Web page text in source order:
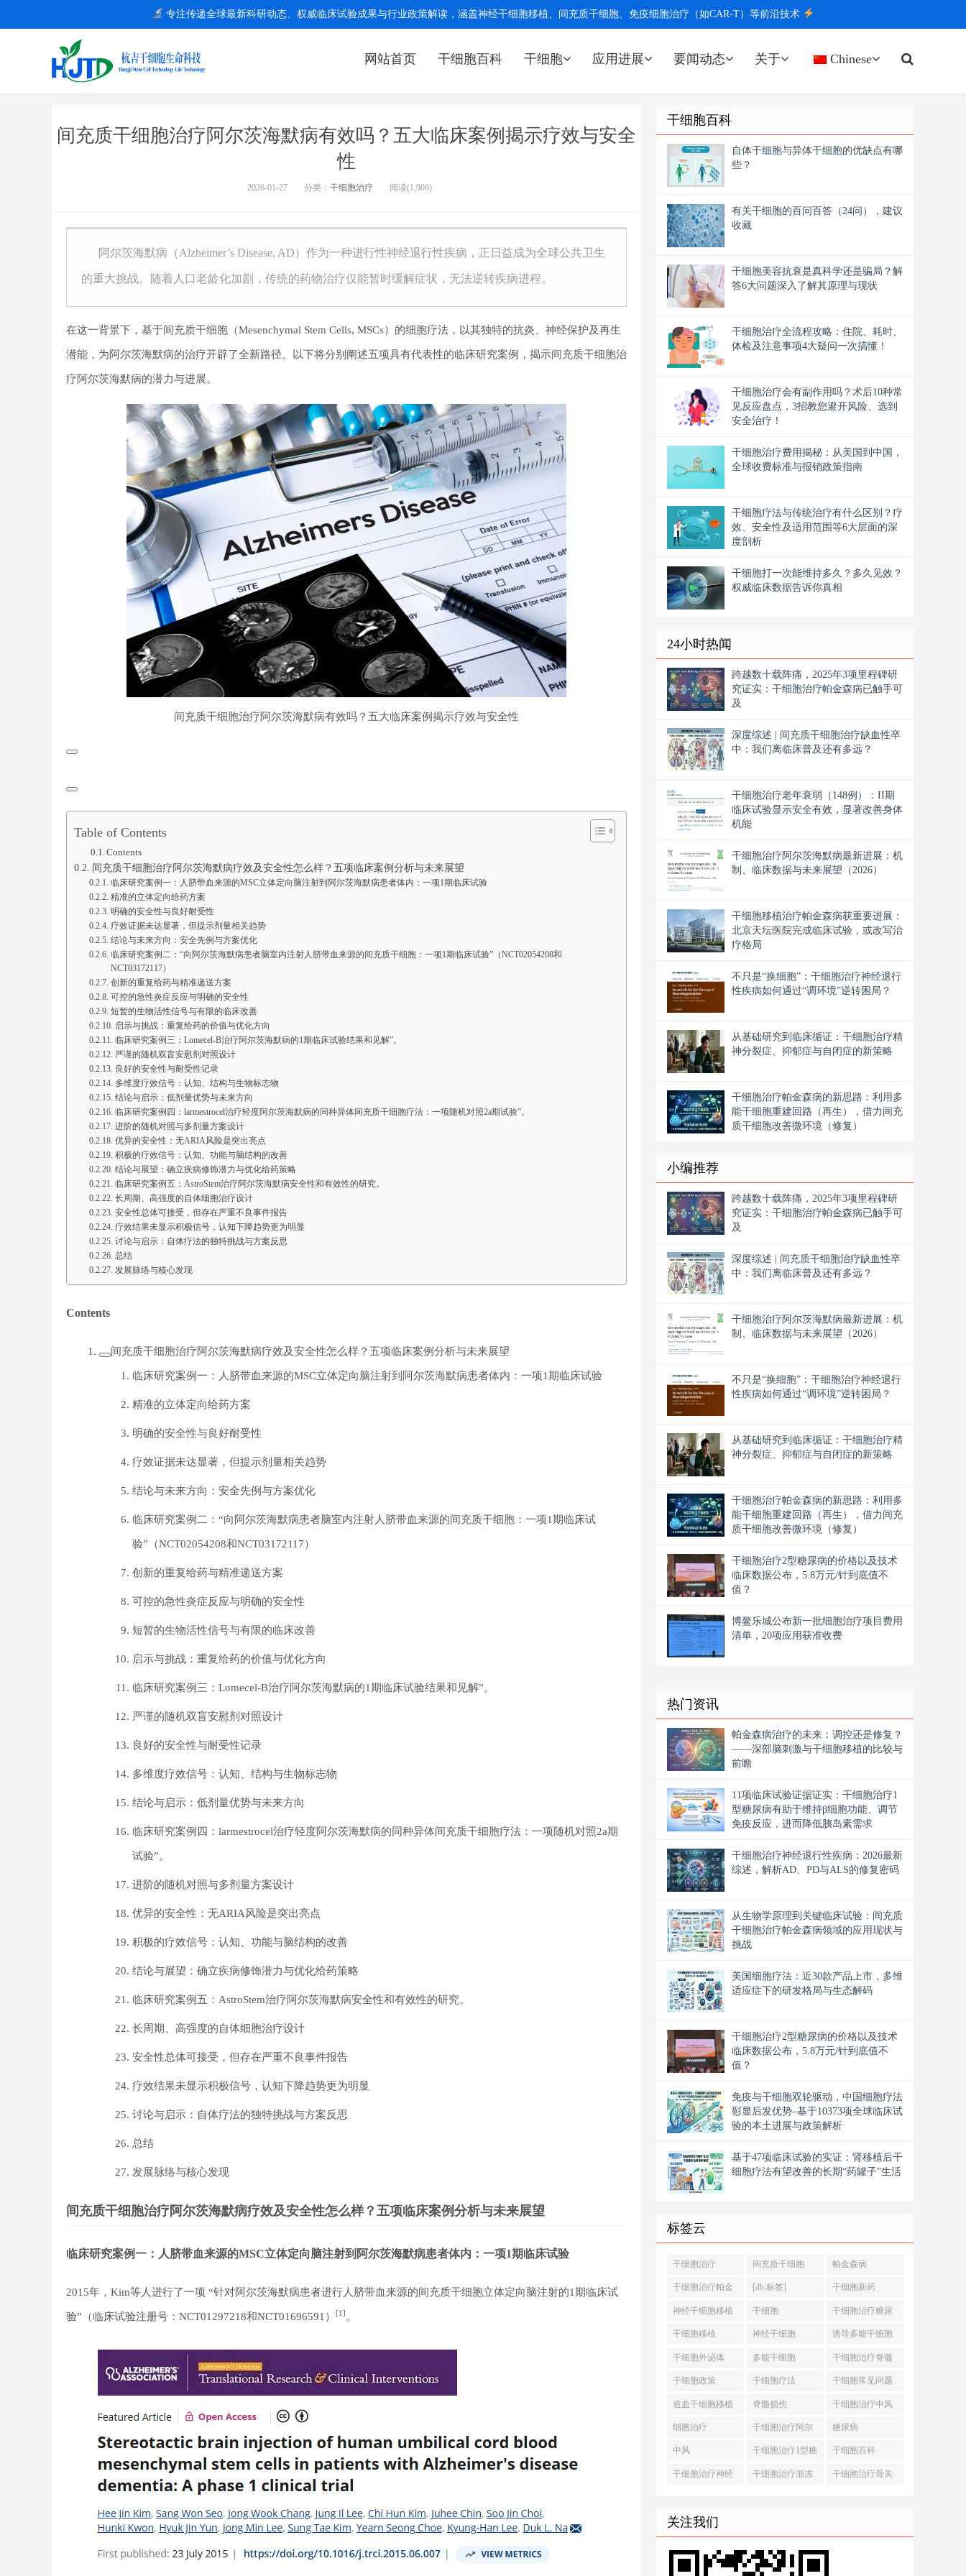
专注传递全球最新科研动态、权威临床试验成果与行业政策解读，涵盖神经干细胞移植、间充质干细胞、免疫细胞治疗（如CAR-T）等前沿技术
网站首页 干细胞百科 干细胞 应用进展 要闻动态 关于 Chinese
间充质干细胞治疗阿尔茨海默病有效吗？五大临床案例揭示疗效与安全
性
2026-01-27 分类： 干细胞治疗 阅读(1,906)
阿尔茨海默病（Alzheimer’s Disease, AD）作为一种进行性神经退行性疾病，正日益成为全球公共卫生
的重大挑战。随着人口老龄化加剧，传统的药物治疗仅能暂时缓解症状，无法逆转疾病进程。
在这一背景下，基于间充质干细胞 （Mesenchymal Stem Cells, MSCs）的细胞疗法，以其独特的抗炎、神经保护及再生
潜能，为阿尔茨海默病的治疗开辟了全新路径。以下将分别阐述五项具有代表性的临床研究案例，揭示间充质干细胞治
疗阿尔茨海默病的潜力与进展。
间充质干细胞治疗阿尔茨海默病有效吗？五大临床案例揭示疗效与安全性
Table of Contents
Contents
间充质干细胞治疗阿尔茨海默病疗效及安全性怎么样？五项临床案例分析与未来展望
临床研究案例一：人脐带血来源的MSC立体定向脑注射到阿尔茨海默病患者体内：一项1期临床试验
精准的立体定向给药方案
明确的安全性与良好耐受性
疗效证据未达显著，但提示剂量相关趋势
结论与未来方向：安全先例与方案优化
临床研究案例二：“向阿尔茨海默病患者脑室内注射人脐带血来源的间充质干细胞：一项1期临床试验”（NCT02054208和
NCT03172117）
创新的重复给药与精准递送方案
可控的急性炎症反应与明确的安全性
短暂的生物活性信号与有限的临床改善
启示与挑战：重复给药的价值与优化方向
临床研究案例三：Lomecel-B治疗阿尔茨海默病的1期临床试验结果和见解”。
严谨的随机双盲安慰剂对照设计
良好的安全性与耐受性记录
多维度疗效信号：认知、结构与生物标志物
结论与启示：低剂量优势与未来方向
临床研究案例四：larmestrocel治疗轻度阿尔茨海默病的同种异体间充质干细胞疗法：一项随机对照2a期试验”。
进阶的随机对照与多剂量方案设计
优异的安全性：无ARIA风险是突出亮点
积极的疗效信号：认知、功能与脑结构的改善
结论与展望：确立疾病修饰潜力与优化给药策略
临床研究案例五：AstroStem治疗阿尔茨海默病安全性和有效性的研究。
长周期、高强度的自体细胞治疗设计
安全性总体可接受，但存在严重不良事件报告
疗效结果未显示积极信号，认知下降趋势更为明显
讨论与启示：自体疗法的独特挑战与方案反思
总结
发展脉络与核心发现
Contents
间充质干细胞治疗阿尔茨海默病疗效及安全性怎么样？五项临床案例分析与未来展望
临床研究案例一：人脐带血来源的MSC立体定向脑注射到阿尔茨海默病患者体内：一项1期临床试验
精准的立体定向给药方案
明确的安全性与良好耐受性
疗效证据未达显著，但提示剂量相关趋势
结论与未来方向：安全先例与方案优化
临床研究案例二：“向阿尔茨海默病患者脑室内注射人脐带血来源的间充质干细胞：一项1期临床试
验”（NCT02054208和NCT03172117）
创新的重复给药与精准递送方案
可控的急性炎症反应与明确的安全性
短暂的生物活性信号与有限的临床改善
启示与挑战：重复给药的价值与优化方向
临床研究案例三：Lomecel-B治疗阿尔茨海默病的1期临床试验结果和见解”。
严谨的随机双盲安慰剂对照设计
良好的安全性与耐受性记录
多维度疗效信号：认知、结构与生物标志物
结论与启示：低剂量优势与未来方向
临床研究案例四：larmestrocel治疗轻度阿尔茨海默病的同种异体间充质干细胞疗法：一项随机对照2a期
试验”。
进阶的随机对照与多剂量方案设计
优异的安全性：无ARIA风险是突出亮点
积极的疗效信号：认知、功能与脑结构的改善
结论与展望：确立疾病修饰潜力与优化给药策略
临床研究案例五：AstroStem治疗阿尔茨海默病安全性和有效性的研究。
长周期、高强度的自体细胞治疗设计
安全性总体可接受，但存在严重不良事件报告
疗效结果未显示积极信号，认知下降趋势更为明显
讨论与启示：自体疗法的独特挑战与方案反思
总结
发展脉络与核心发现
间充质干细胞治疗阿尔茨海默病疗效及安全性怎么样？五项临床案例分析与未来展望
临床研究案例一：人脐带血来源的MSC立体定向脑注射到阿尔茨海默病患者体内：一项1期临床试验
2015年，Kim等人进行了一项 “针对阿尔茨海默病患者进行人脐带血来源的间充质干细胞立体定向脑注射的1期临床试
验”（临床试验注册号：NCT01297218和NCT01696591） [1] 。
干细胞百科
自体干细胞与异体干细胞的优缺点有哪
些？
有关干细胞的百问百答（24问），建议
收藏
干细胞美容抗衰是真科学还是骗局？解
答6大问题深入了解其原理与现状
干细胞治疗全流程攻略：住院、耗时、
体检及注意事项4大疑问一次搞懂！
干细胞治疗会有副作用吗？术后10种常
见反应盘点，3招教您避开风险、选到
安全治疗！
干细胞治疗费用揭秘：从美国到中国，
全球收费标准与报销政策指南
干细胞疗法与传统治疗有什么区别？疗
效、安全性及适用范围等6大层面的深
度剖析
干细胞打一次能维持多久？多久见效？
权威临床数据告诉你真相
24小时热闻
跨越数十载阵痛，2025年3项里程碑研
究证实：干细胞治疗帕金森病已触手可
及
深度综述 | 间充质干细胞治疗缺血性卒
中：我们离临床普及还有多远？
干细胞治疗老年衰弱（148例）：II期
临床试验显示安全有效，显著改善身体
机能
干细胞治疗阿尔茨海默病最新进展：机
制、临床数据与未来展望（2026）
干细胞移植治疗帕金森病获重要进展：
北京天坛医院完成临床试验，或改写治
疗格局
不只是“换细胞”：干细胞治疗神经退行
性疾病如何通过“调环境”逆转困局？
从基础研究到临床循证：干细胞治疗精
神分裂症、抑郁症与自闭症的新策略
干细胞治疗帕金森病的新思路：利用多
能干细胞重建回路（再生），借力间充
质干细胞改善微环境（修复）
小编推荐
跨越数十载阵痛，2025年3项里程碑研
究证实：干细胞治疗帕金森病已触手可
及
深度综述 | 间充质干细胞治疗缺血性卒
中：我们离临床普及还有多远？
干细胞治疗阿尔茨海默病最新进展：机
制、临床数据与未来展望（2026）
不只是“换细胞”：干细胞治疗神经退行
性疾病如何通过“调环境”逆转困局？
从基础研究到临床循证：干细胞治疗精
神分裂症、抑郁症与自闭症的新策略
干细胞治疗帕金森病的新思路：利用多
能干细胞重建回路（再生），借力间充
质干细胞改善微环境（修复）
干细胞治疗2型糖尿病的价格以及技术
临床数据公布，5.8万元/针到底值不
值？
博鳌乐城公布新一批细胞治疗项目费用
清单，20项应用获准收费
热门资讯
帕金森病治疗的未来：调控还是修复？
——深部脑刺激与干细胞移植的比较与
前瞻
11项临床试验证据证实：干细胞治疗1
型糖尿病有助于维持β细胞功能、调节
免疫反应，进而降低胰岛素需求
干细胞治疗神经退行性疾病：2026最新
综述，解析AD、PD与ALS的修复密码
从生物学原理到关键临床试验：间充质
干细胞治疗帕金森病领域的应用现状与
挑战
美国细胞疗法：近30款产品上市，多维
适应症下的研发格局与生态解码
干细胞治疗2型糖尿病的价格以及技术
临床数据公布，5.8万元/针到底值不
值？
免疫与干细胞双轮驱动，中国细胞疗法
彰显后发优势–基于10373项全球临床试
验的本土进展与政策解析
基于47项临床试验的实证：肾移植后干
细胞疗法有望改善的长期“药罐子”生活
标签云
干细胞治疗 间充质干细胞 帕金森病
干细胞治疗帕金
森病
[db:标签] 干细胞新药
神经干细胞移植 干细胞 干细胞治疗糖尿
病
干细胞移植 神经干细胞 诱导多能干细胞
干细胞外泌体 多能干细胞 干细胞治疗脊髓
损伤
干细胞政策 干细胞疗法 干细胞常见问题
造血干细胞移植 脊髓损伤 干细胞治疗中风
细胞治疗 干细胞治疗阿尔
茨海默病
糖尿病
中风 干细胞治疗1型糖
尿病
干细胞百科
干细胞治疗神经 干细胞治疗渐冻 干细胞治疗骨关
关注我们